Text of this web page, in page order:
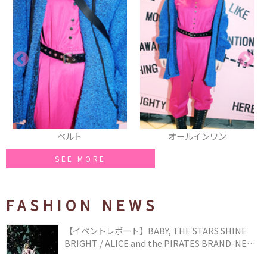
SEE MORE
FASHION NEWS
【イベントレポート】BABY, THE STARS SHINE
BRIGHT / ALICE and the PIRATES BRAND-NEW